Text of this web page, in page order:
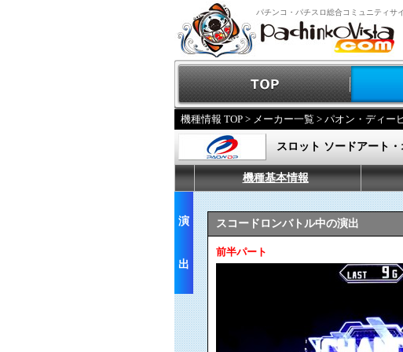
パチンコ・パチスロ総合コミュニティサ
機種情報 TOP > メーカー一覧 > パオン・ディー
スロット ソードアート
機種基本情報
演
出
スコードロンバトル中の演出
前半パート